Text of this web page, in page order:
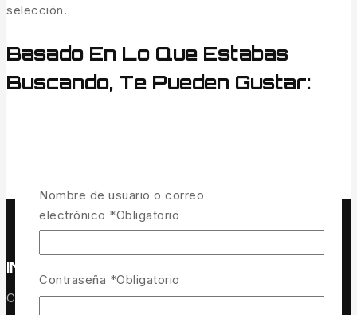
selección.
Basado En Lo Que Estabas
Buscando, Te Pueden Gustar:
INFORMACIÓN DE EMPRESA
C/ Alberquilla 97-A C.P: 06470 Guareña (Badajoz)
Nombre de usuario o correo
electrónico *Obligatorio
Contraseña *Obligatorio